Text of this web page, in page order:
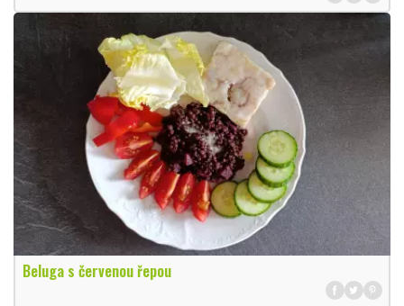
Beluga s červenou řepou